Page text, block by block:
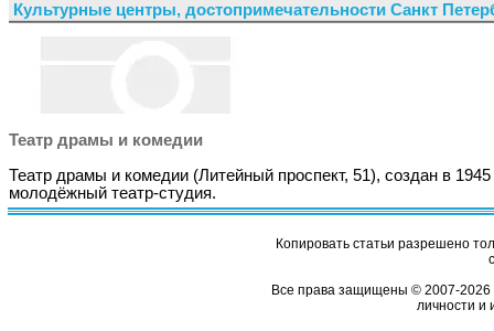
Культурные центры, достопримечательности Санкт
Театр драмы и комедии
Театр драмы и комедии (Литейный проспект, 51), создан в 1945
молодёжный театр-студия.
Копировать статьи разрешено
Все права защищены © 2007-2026
личности и